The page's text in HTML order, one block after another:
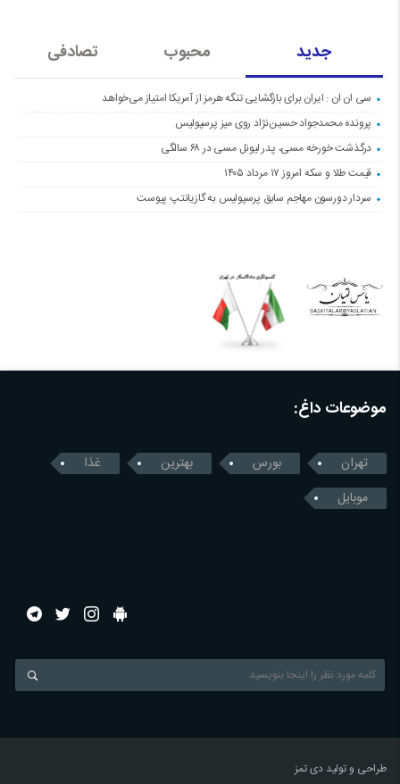
جدید محبوب تصادفی
سی ان ان : ایران برای بازگشایی تنگه هرمز از آمریکا امتیاز می‌خواهد
پرونده محمدجواد حسین‌نژاد روی میز پرسپولیس
درگذشت خورخه مسی، پدر لیونل مسی در ۶۸ سالگی
قیمت طلا و سکه امروز ۱۷ مرداد ۱۴۰۵
سردار دورسون مهاجم سابق پرسپولیس به گازیانتپ پیوست
موضوعات داغ:
تهران بورس بهترین
غذا
موبایل
طراحی و تولید دی تمز